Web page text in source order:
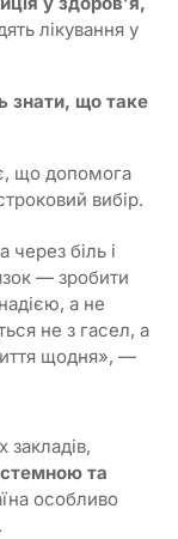
лікування у
знати, що таке
що допомога
вибір.
через біль і
— зробити
а не
не з гасел, а
щодня», —
та
особливо